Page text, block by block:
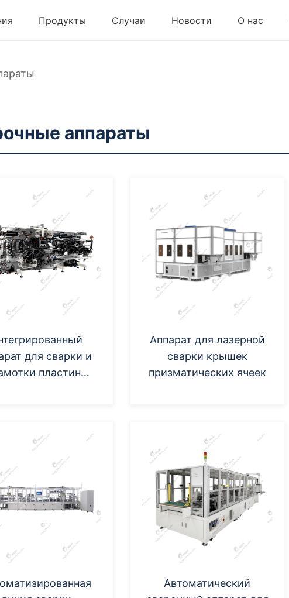
Продукты Случаи Новости О нас
аппараты
для сварки и
пластин
Аппарат для лазерной
сварки крышек
призматических ячеек
Автоматический